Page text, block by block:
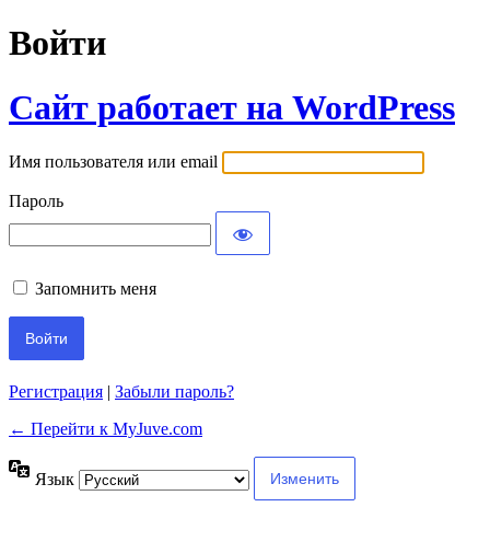
Войти
Сайт работает на WordPress
Имя пользователя или email
Пароль
Запомнить меня
Регистрация | Забыли пароль?
← Перейти к MyJuve.com
Язык